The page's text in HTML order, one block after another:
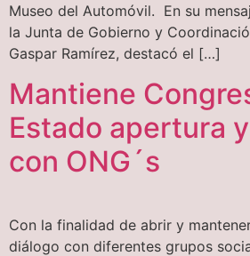
Museo del Automóvil. En su
la Junta de Gobierno y
Gaspar Ramírez, destacó el […]
Mantiene
Estado apertura
con ONG´s
Con la finalidad de abrir y
diálogo con diferentes grupos